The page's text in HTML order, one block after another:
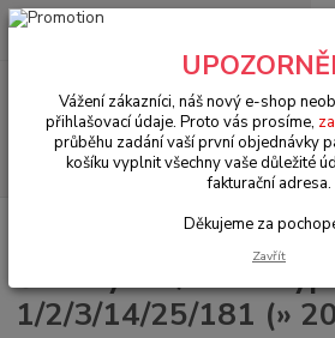
+420 602 330 329
Šrouby kol/Std - Typ 1/2/
Šrouby kol/Std - Typ
1/2/3/14/25/181 (»
Vážení zákazníci, náš nový e-shop
přihlašovací údaje. Proto vás prosíme,
průběhu zadání vaší první objednávky
košíku vyplnit všechny vaše důležité
fakturační adresa.
Děkujeme za
Zavřít